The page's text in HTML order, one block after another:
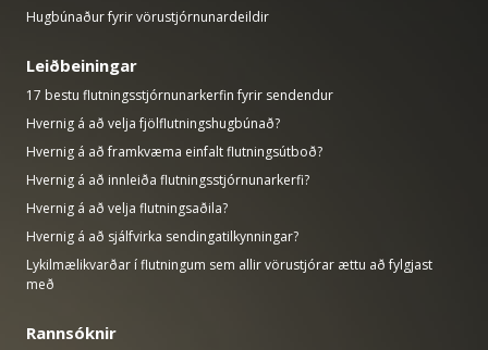
Hugbúnaður fyrir vörustjórnunardeildir
Leiðbeiningar
17 bestu flutningsstjórnunarkerfin fyrir sendendur
Hvernig á að velja fjölflutningshugbúnað?
Hvernig á að framkvæma einfalt flutningsútboð?
Hvernig á að innleiða flutningsstjórnunarkerfi?
Hvernig á að velja flutningsaðila?
Hvernig á að sjálfvirka sendingatilkynningar?
Lykilmælikvarðar í flutningum sem allir vörustjórar ættu að fylgjast
með
Rannsóknir